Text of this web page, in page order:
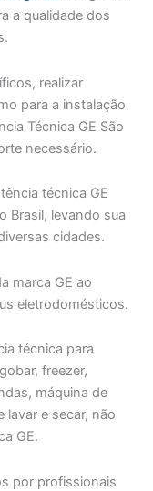
a qualidade dos
realizar
para a instalação
Técnica GE São
necessário.
técnica GE
Brasil, levando sua
cidades.
marca GE ao
eletrodomésticos.
técnica para
freezer,
máquina de
lavar e secar, não
GE.
por profissionais